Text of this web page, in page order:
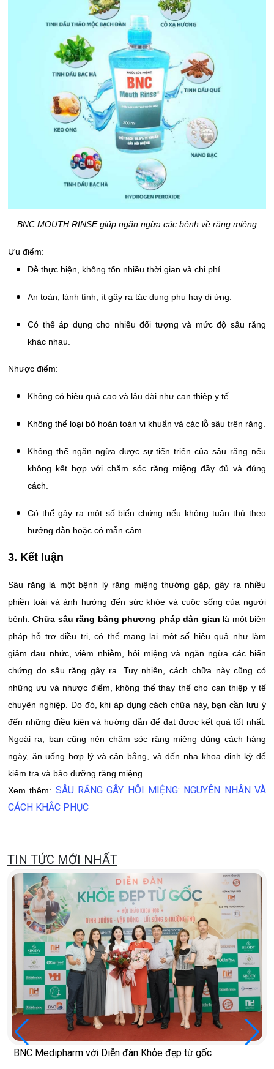
BNC MOUTH RINSE giúp ngăn ngừa các bệnh về răng miệng
Ưu điểm:
Dễ thực hiện, không tốn nhiều thời gian và chi phí.
An toàn, lành tính, ít gây ra tác dụng phụ hay dị ứng.
Có thể áp dụng cho nhiều đối tượng và mức độ sâu răng
khác nhau.
Nhược điểm:
Không có hiệu quả cao và lâu dài như can thiệp y tế.
Không thể loại bỏ hoàn toàn vi khuẩn và các lỗ sâu trên răng.
Không thể ngăn ngừa được sự tiến triển của sâu răng nếu
không kết hợp với chăm sóc răng miệng đầy đủ và đúng
cách.
Có thể gây ra một số biến chứng nếu không tuân thủ theo
hướng dẫn hoặc có mẫn cảm
3. Kết luận
Sâu răng là một bệnh lý răng miệng thường gặp, gây ra nhiều
phiền toái và ảnh hưởng đến sức khỏe và cuộc sống của người
bệnh.Chữa sâu răng bằng phương pháp dân gian là một biện
pháp hỗ trợ điều trị, có thể mang lại một số hiệu quả như làm
giảm đau nhức, viêm nhiễm, hôi miệng và ngăn ngừa các biến
chứng do sâu răng gây ra. Tuy nhiên, cách chữa này cũng có
những ưu và nhược điểm, không thể thay thế cho can thiệp y tế
chuyên nghiệp. Do đó, khi áp dụng cách chữa này, bạn cần lưu ý
đến những điều kiện và hướng dẫn để đạt được kết quả tốt nhất.
Ngoài ra, bạn cũng nên chăm sóc răng miệng đúng cách hàng
ngày, ăn uống hợp lý và cân bằng, và đến nha khoa định kỳ để
kiểm tra và bảo dưỡng răng miệng.
Xem thêm: SÂU RĂNG GÂY HÔI MIỆNG: NGUYÊN NHÂN VÀ
CÁCH KHẮC PHỤC
TIN TỨC MỚI NHẤT
BNC Medipharm với Diễn đàn Khỏe đẹp từ gốc